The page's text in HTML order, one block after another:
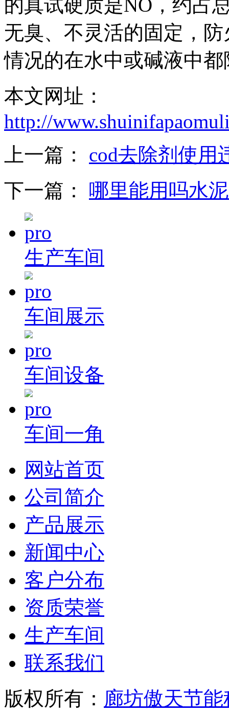
的真试硬质是NO，约占
无臭、不灵活的固定，
情况的在水中或碱液中
本文网址：
http://
上一篇： cod去除剂使用
下一篇： 哪里能用吗水
生产车间
车间展示
车间设备
车间一角
网站首页
公司简介
产品展示
新闻中心
客户分布
资质荣誉
生产车间
联系我们
版权所有： 廊坊傲天节